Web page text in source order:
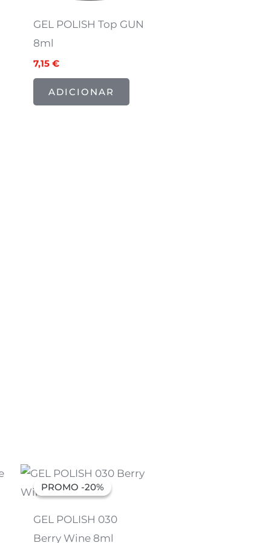
GEL POLISH Top GUN
8ml
7,15 €
ADICIONAR
PROMO -20%
PROMO -20%
GEL POLISH 030
Berry Wine 8ml
O
preço
original
6,91 €.
O
preço
atual
5,53 €.